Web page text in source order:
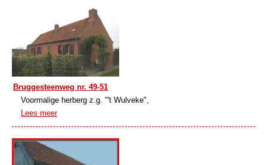
Bruggesteenweg nr. 49-51
Voormalige herberg z.g. "'t Wulveke",
Lees meer